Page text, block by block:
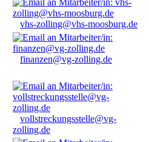
vhs-zolling@vhs-moosburg.de
finanzen@vg-zolling.de
vollstreckungsstelle@vg-
zolling.de